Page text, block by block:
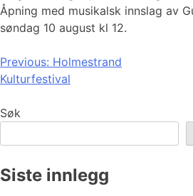
Åpning med musikalsk innslag av
søndag 10 august kl 12.
Innleggsnavigasjon
Previous: Holmestrand
Kulturfestival
Søk
Siste innlegg